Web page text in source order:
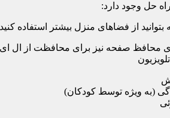
حل وجود دارد:
از فضاهای منزل بیشتر استفاده
محافظ صفحه نیز برای محافظت از ال
(به ویژه توسط کودکان)